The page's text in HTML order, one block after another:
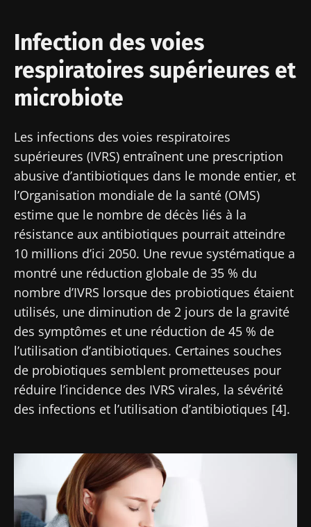
Infection des voies
respiratoires supérieures et
microbiote
Les infections des voies respiratoires
supérieures (IVRS) entraînent une prescription
abusive d’antibiotiques dans le monde entier, et
l’Organisation mondiale de la santé (OMS)
estime que le nombre de décès liés à la
résistance aux antibiotiques pourrait atteindre
10 millions d’ici 2050. Une revue systématique a
montré une réduction globale de 35 % du
nombre d’IVRS lorsque des probiotiques étaient
utilisés, une diminution de 2 jours de la gravité
des symptômes et une réduction de 45 % de
l’utilisation d’antibiotiques. Certaines souches
de probiotiques semblent prometteuses pour
réduire l’incidence des IVRS virales, la sévérité
des infections et l’utilisation d’antibiotiques [4].
Redirection
Vous êtes sur le point d'être redirigé et de
Être redirigé
Rester sur le site Web du Biocodex Microbiota
Institute
recevez le "Microbiota Digest" et le "HCP
Magazine" pour rester au courant des
dernières actualités sur le microbiote.
Je souhaite m'inscrire afin de recevoir
d'autres actualités de Biocodex
J’ai lu et accepte lesCGUet lapolitique de
protection des données
du Biocodex
Microbiota Institute
* Champs obligatoires
BMI 20-35
Je souhaite m'inscrire afin de recevoir
d'autres actualités de Biocodex
J’ai lu et accepte les
CGUet la
protection des données
* Champs obligatoires
BMI 20-35
Découvrir
23/07/2026
Impact des
microbiotes
sur la santé
reproductive
Lire l'article
16/07/2026
Microbiote
intratumoral
du cancer
colorectal :
pronostique
indépendant
Lire l'article
10/07/2026
Une
bactérie
intestinale
qui
musculaire
Lire l'article